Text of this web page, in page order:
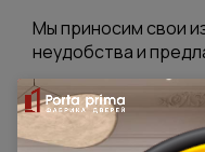
Мы приносим свои
неудобства и
вернуться
браузера back
проверить